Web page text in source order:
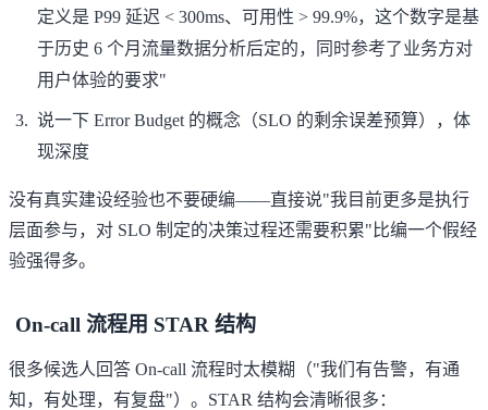
定义是 P99 延迟 < 300ms、可用性 > 99.9%，这个数字是基
于历史 6 个月流量数据分析后定的，同时参考了业务方对
用户体验的要求"
说一下 Error Budget 的概念（SLO 的剩余误差预算），体
现深度
没有真实建设经验也不要硬编——直接说"我目前更多是执行
层面参与，对 SLO 制定的决策过程还需要积累"比编一个假经
验强得多。
On-call 流程用 STAR 结构
很多候选人回答 On-call 流程时太模糊（"我们有告警，有通
知，有处理，有复盘"）。STAR 结构会清晰很多：